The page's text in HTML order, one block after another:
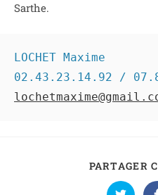
Sarthe.
LOCHET Maxime
PARTAGER